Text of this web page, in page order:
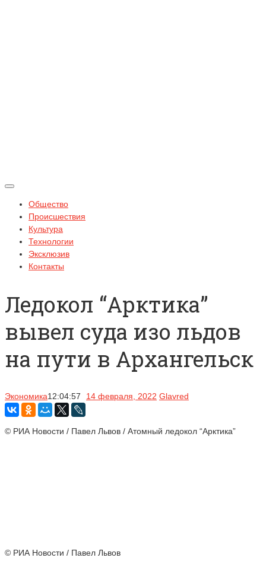
Общество
Происшествия
Культура
Технологии
Эксклюзив
Контакты
Ледокол “Арктика”
вывел суда изо льдов
на пути в Архангельск
Экономика12:04:57 14 февраля, 2022 Glavred
© РИА Новости / Павел Львов / Атомный ледокол “Арктика”
© РИА Новости / Павел Львов